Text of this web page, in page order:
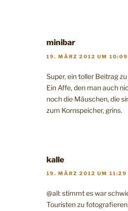
minibar
19. MÄRZ 2012 UM 10:09
Super, ein toller Beitrag
Ein Affe, den man auch
noch die Mäuschen, die
zum Kornspeicher, grins.
kalle
19. MÄRZ 2012 UM 11:29
@all: stimmt es war
Touristen zu